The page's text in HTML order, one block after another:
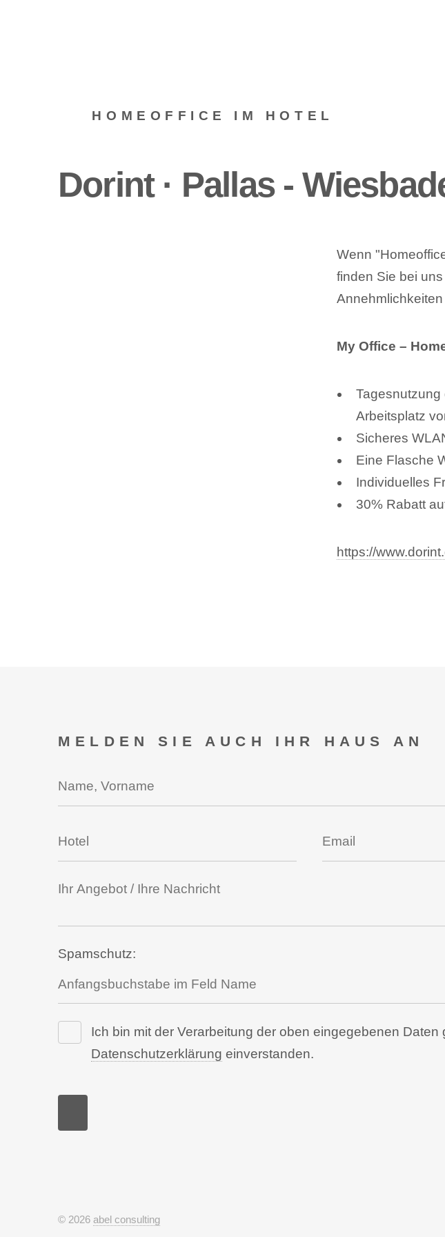
HOMEOFFICE IM HOTEL
Dorint · Pallas -
Wenn
finden Sie bei
My Office –
Tagesnutzung
Arbeitsplatz
Sicheres
Eine Flasche
Individuelles
30% Rabatt
https://
MELDEN SIE AUCH IHR HAUS AN
Spamschutz:
Ich bin mit der Verarbeitung der oben eingegebenen Daten
Datenschutzerklärung einverstanden.
© 2026 abel consulting